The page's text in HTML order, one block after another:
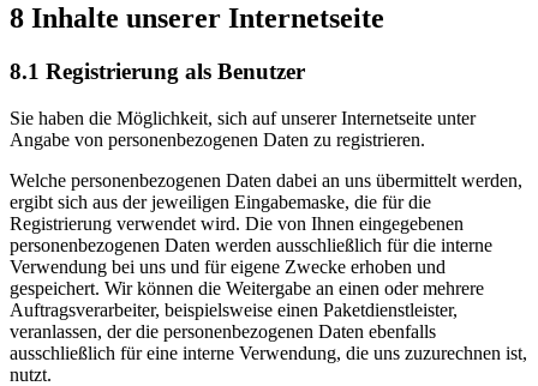
8 Inhalte unserer Internetseite
8.1 Registrierung als Benutzer
Sie haben die Möglichkeit, sich auf unserer Internetseite unter
Angabe von personenbezogenen Daten zu registrieren.
Welche personenbezogenen Daten dabei an uns übermittelt werden,
ergibt sich aus der jeweiligen Eingabemaske, die für die
Registrierung verwendet wird. Die von Ihnen eingegebenen
personenbezogenen Daten werden ausschließlich für die interne
Verwendung bei uns und für eigene Zwecke erhoben und
gespeichert. Wir können die Weitergabe an einen oder mehrere
Auftragsverarbeiter, beispielsweise einen Paketdienstleister,
veranlassen, der die personenbezogenen Daten ebenfalls
ausschließlich für eine interne Verwendung, die uns zuzurechnen ist,
nutzt.